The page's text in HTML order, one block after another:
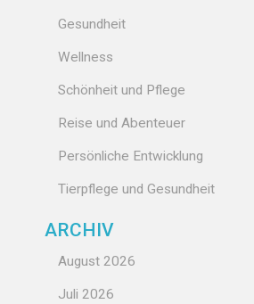
Gesundheit
Wellness
Schönheit und Pflege
Reise und Abenteuer
Persönliche Entwicklung
Tierpflege und Gesundheit
ARCHIV
August 2026
Juli 2026